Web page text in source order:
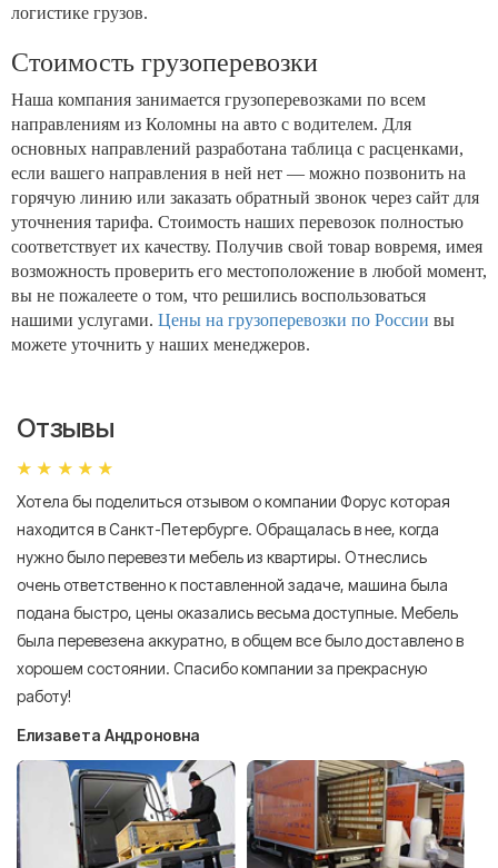
логистике грузов.
Стоимость грузоперевозки
Наша компания занимается грузоперевозками по всем
направлениям из Коломны на авто с водителем. Для
основных направлений разработана таблица с расценками,
если вашего направления в ней нет — можно позвонить на
горячую линию или заказать обратный звонок через сайт для
уточнения тарифа. Стоимость наших перевозок полностью
соответствует их качеству. Получив свой товар вовремя, имея
возможность проверить его местоположение в любой момент,
вы не пожалеете о том, что решились воспользоваться
нашими услугами. Цены на грузоперевозки по России вы
можете уточнить у наших менеджеров.
Отзывы
Хотела бы поделиться отзывом о компании Форус которая
находится в Санкт-Петербурге. Обращалась в нее, когда
нужно было перевезти мебель из квартиры. Отнеслись
очень ответственно к поставленной задаче, машина была
подана быстро, цены оказались весьма доступные. Мебель
была перевезена аккуратно, в общем все было доставлено в
хорошем состоянии. Спасибо компании за прекрасную
работу!
Елизавета Андроновна